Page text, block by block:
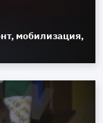
мобилизация,